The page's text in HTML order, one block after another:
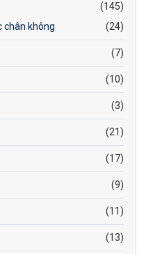
(145)
chân không
(24)
(7)
(10)
(3)
(21)
(17)
(9)
(11)
(13)